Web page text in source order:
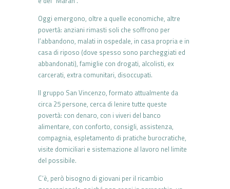
Oggi emergono, oltre a quelle economiche, altre
povertà: anziani rimasti soli che soffrono per
l’abbandono, malati in ospedale, in casa propria e in
casa di riposo (dove spesso sono parcheggiati ed
abbandonati), famiglie con drogati, alcolisti, ex
carcerati, extra comunitari, disoccupati.
Il gruppo San Vincenzo, formato attualmente da
circa 25 persone, cerca di lenire tutte queste
povertà: con denaro, con i viveri del banco
alimentare, con conforto, consigli, assistenza,
compagnia, espletamento di pratiche burocratiche,
visite domiciliari e sistemazione al lavoro nel limite
del possibile.
C’è, però bisogno di giovani per il ricambio